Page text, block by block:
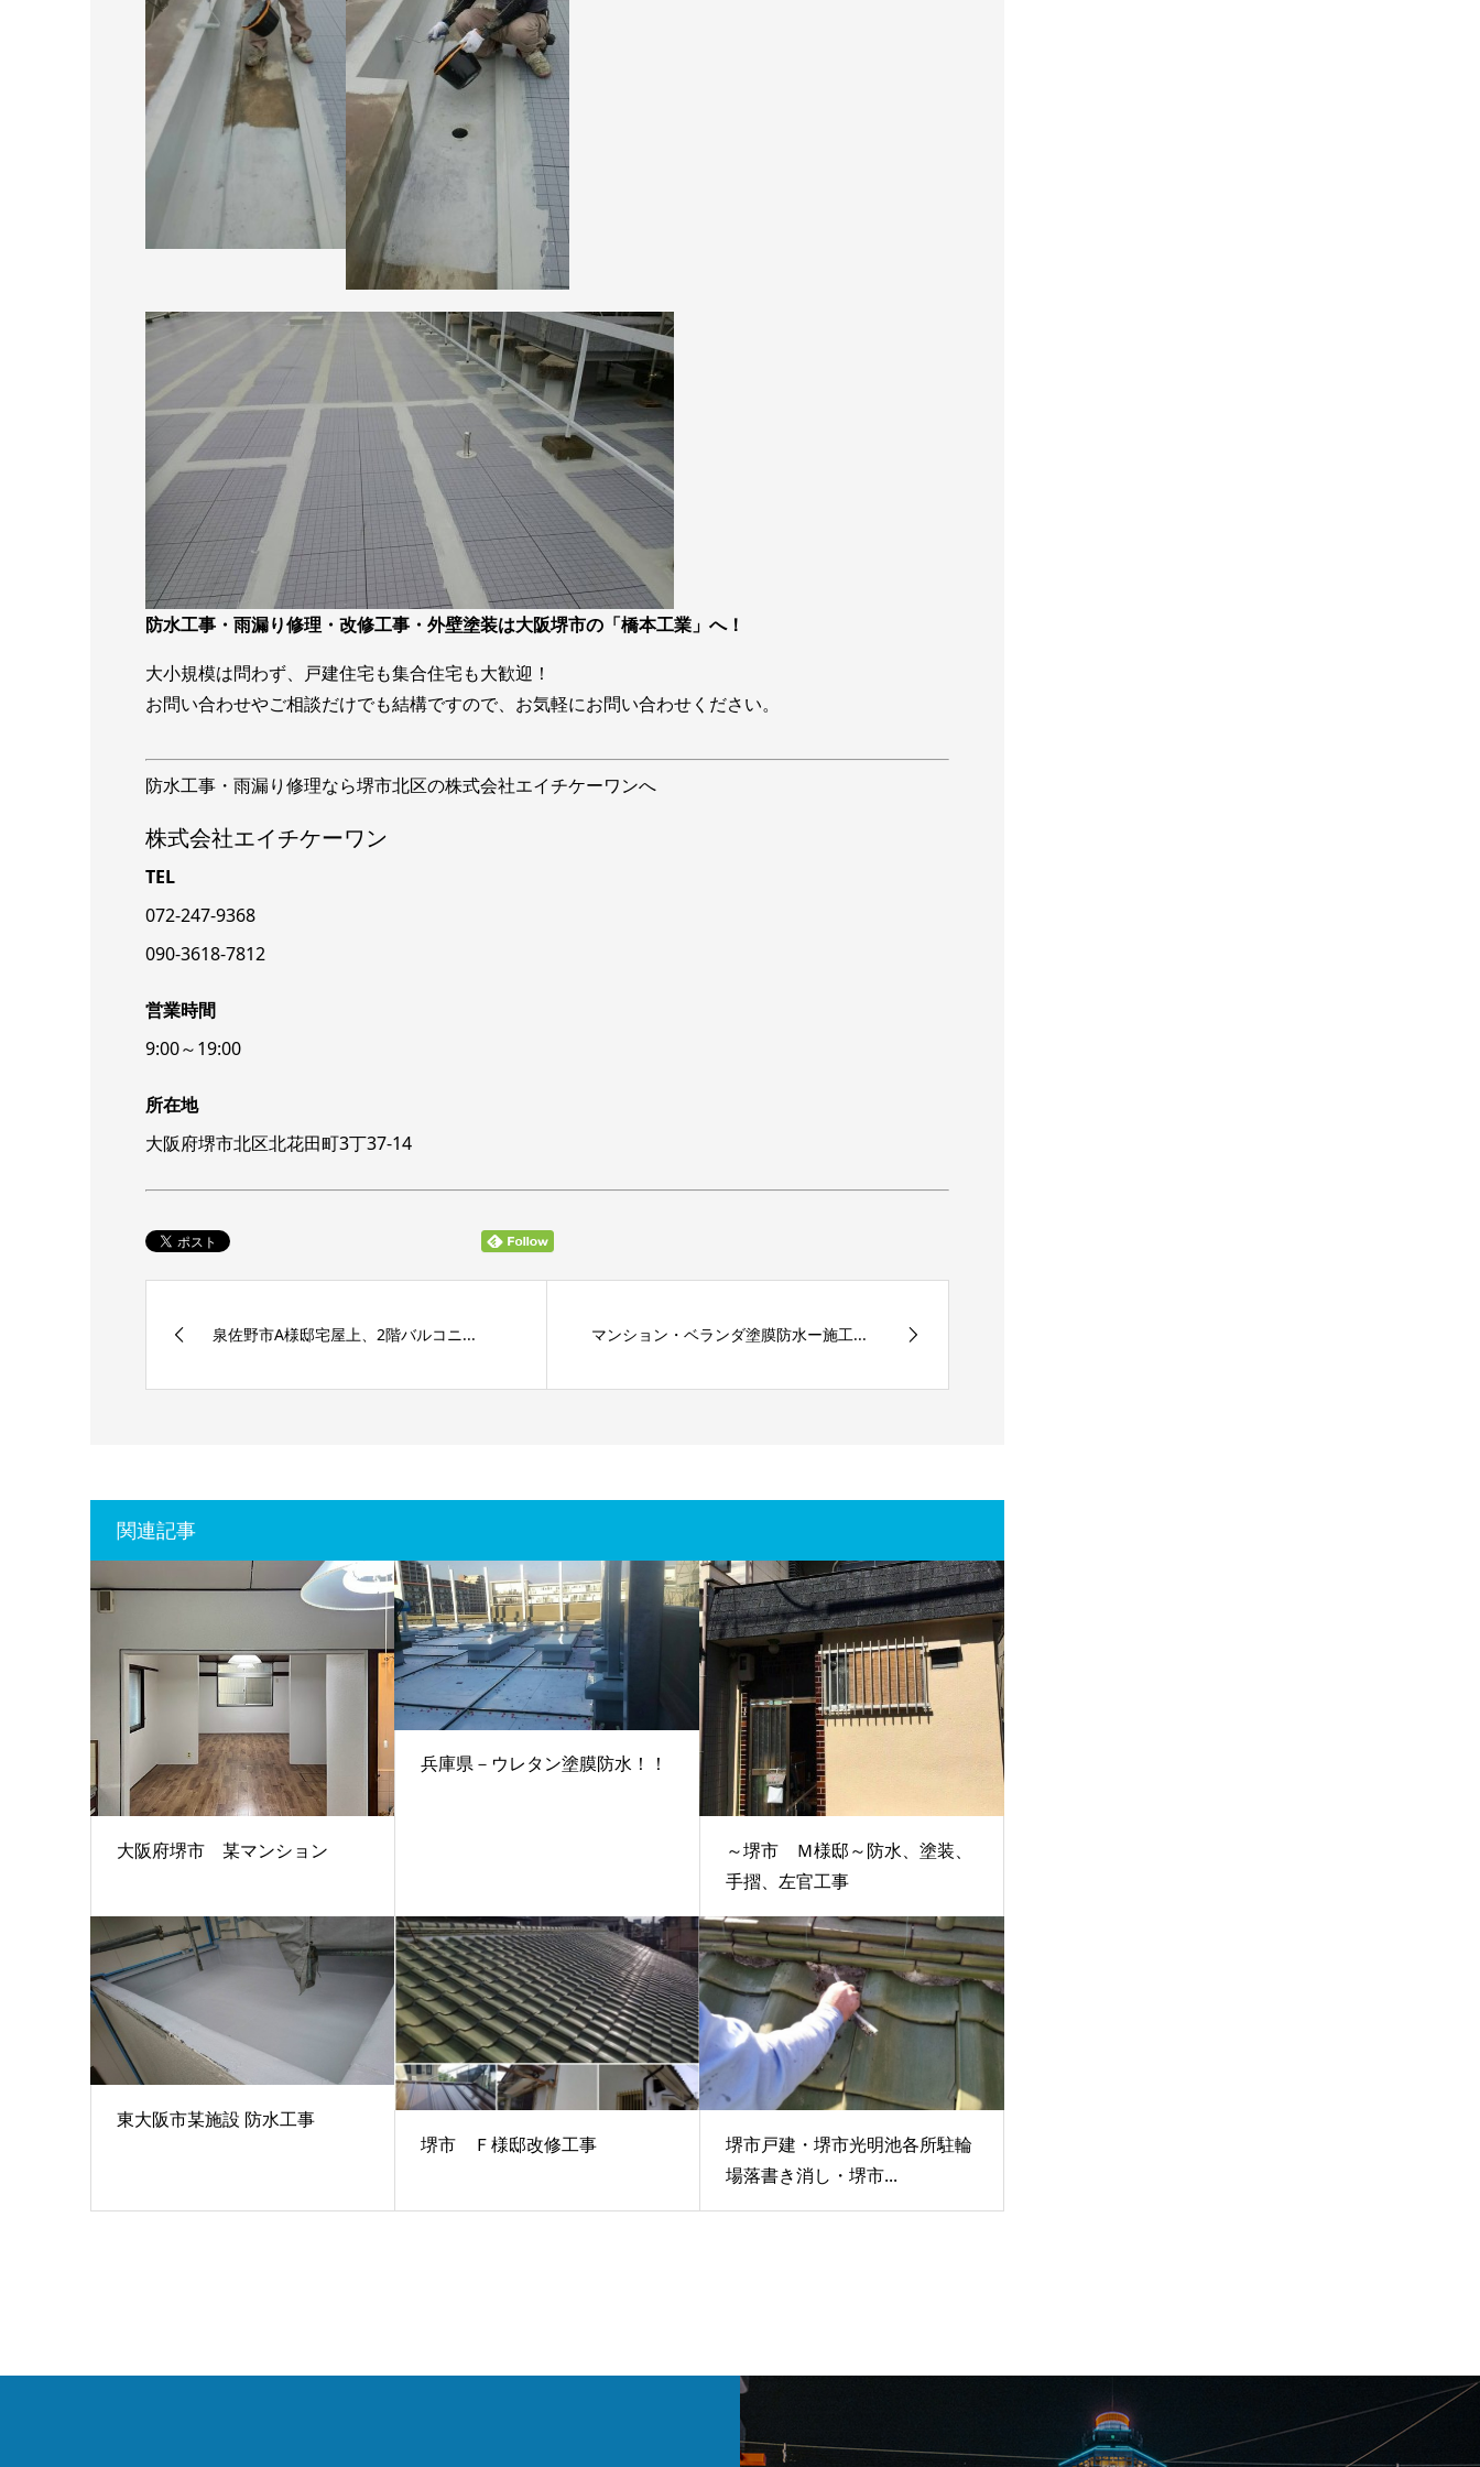
防水工事・雨漏り修理・改修工事・外壁塗装は大阪堺市の「橋本工業」へ！
大小規模は問わず、戸建住宅も集合住宅も大歓迎！
お問い合わせやご相談だけでも結構ですので、お気軽にお問い合わせください。
防水工事・雨漏り修理なら堺市北区の株式会社エイチケーワンへ
株式会社エイチケーワン
TEL
072-247-9368
090-3618-7812
営業時間
9:00～19:00
所在地
大阪府堺市北区北花田町3丁37-14
泉佐野市A様邸宅屋上、2階バルコニ... マンション・ベランダ塗膜防水ー施工...
関連記事
大阪府堺市 某マンション
兵庫県－ウレタン塗膜防水！！
～堺市 Ｍ様邸～防水、塗装、
手摺、左官工事
東大阪市某施設 防水工事
堺市 Ｆ様邸改修工事
堺市戸建・堺市光明池各所駐輪
場落書き消し・堺市...